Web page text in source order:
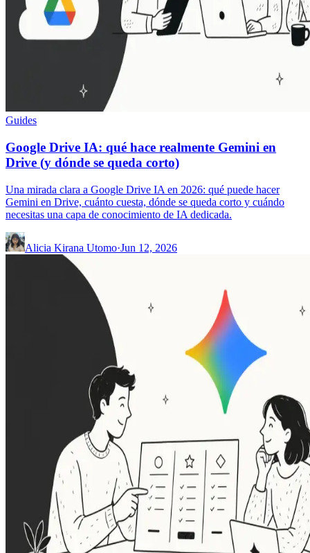
Guides
Google Drive IA: qué hace realmente Gemini en
Drive (y dónde se queda corto)
Una mirada clara a Google Drive IA en 2026: qué puede hacer
Gemini en Drive, cuánto cuesta, dónde se queda corto y cuándo
necesitas una capa de conocimiento de IA dedicada.
Alicia Kirana Utomo·Jun 12, 2026